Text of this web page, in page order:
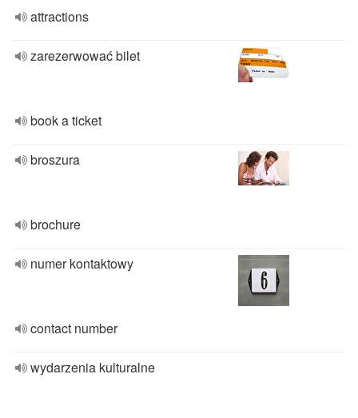
attractions
zarezerwować bilet
book a ticket
broszura
brochure
numer kontaktowy
contact number
wydarzenia kulturalne